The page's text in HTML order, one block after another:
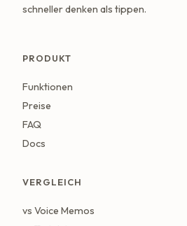
schneller denken als tippen.
PRODUKT
Funktionen
Preise
FAQ
Docs
VERGLEICH
vs Voice Memos